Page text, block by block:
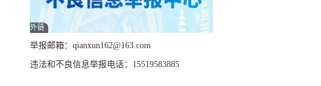
外链
举报邮箱：qianxun162@163.com
违法和不良信息举报电话：15519583885